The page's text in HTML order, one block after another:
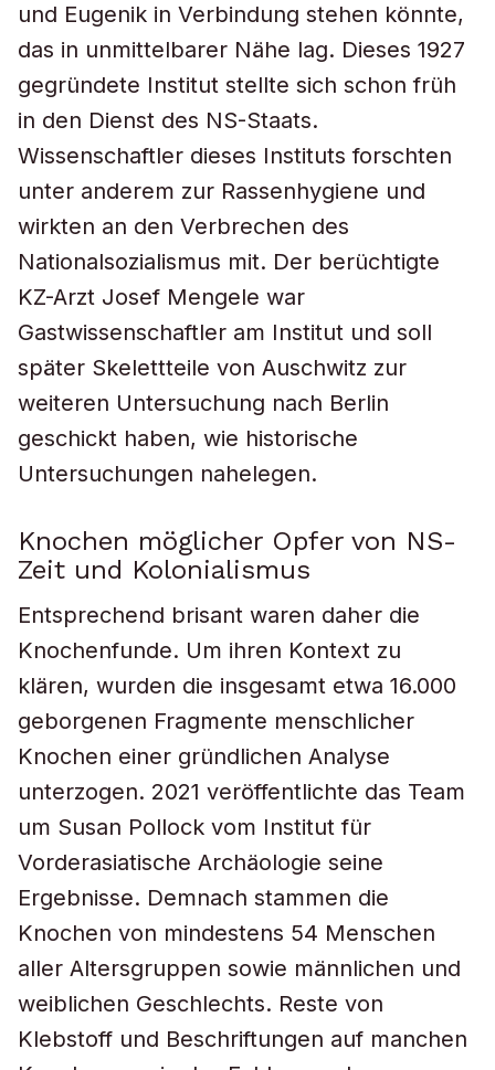
und Eugenik in Verbindung stehen könnte,
das in unmittelbarer Nähe lag. Dieses 1927
gegründete Institut stellte sich schon früh
in den Dienst des NS-Staats.
Wissenschaftler dieses Instituts forschten
unter anderem zur Rassenhygiene und
wirkten an den Verbrechen des
Nationalsozialismus mit. Der berüchtigte
KZ-Arzt Josef Mengele war
Gastwissenschaftler am Institut und soll
später Skelettteile von Auschwitz zur
weiteren Untersuchung nach Berlin
geschickt haben, wie historische
Untersuchungen nahelegen.
Knochen möglicher Opfer von NS-
Zeit und Kolonialismus
Entsprechend brisant waren daher die
Knochenfunde. Um ihren Kontext zu
klären, wurden die insgesamt etwa 16.000
geborgenen Fragmente menschlicher
Knochen einer gründlichen Analyse
unterzogen. 2021 veröffentlichte das Team
um Susan Pollock vom Institut für
Vorderasiatische Archäologie seine
Ergebnisse. Demnach stammen die
Knochen von mindestens 54 Menschen
aller Altersgruppen sowie männlichen und
weiblichen Geschlechts. Reste von
Klebstoff und Beschriftungen auf manchen